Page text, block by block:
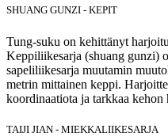
SHUANG GUNZI - KEPIT
Tung-suku on kehittänyt
Keppiliikesarja (shuang gunzi)
sapeliliikesarja muutamin
metrin mittainen keppi.
koordinaatiota ja tarkkaa kehon
TAIJI JIAN - MIEKKALIIKESARJA